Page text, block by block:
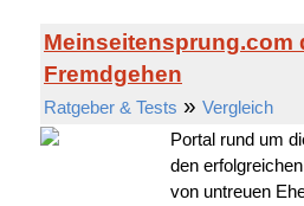
Meinseitensprung.com
Fremdgehen
Ratgeber & Tests » Vergleich
Portal rund um
den
von untreuen